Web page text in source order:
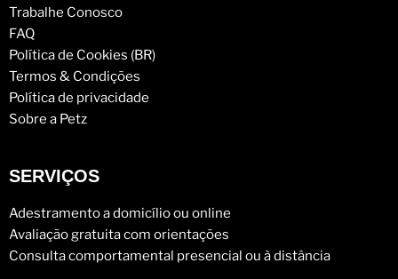
Trabalhe Conosco
FAQ
Política de Cookies (BR)
Termos & Condições
Política de privacidade
Sobre a Petz
SERVIÇOS
Adestramento a domicílio ou online
Avaliação gratuita com orientações
Consulta comportamental presencial ou à distância